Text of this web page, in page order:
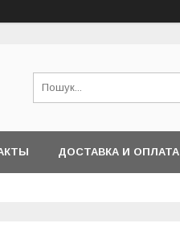
ДОСТАВКА И ОПЛАТА